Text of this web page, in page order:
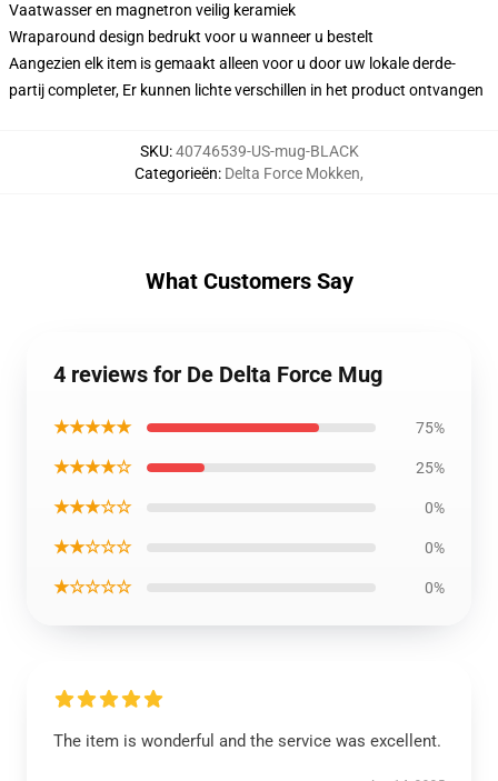
Vaatwasser en magnetron veilig keramiek
Wraparound design bedrukt voor u wanneer u bestelt
Aangezien elk item is gemaakt alleen voor u door uw lokale derde-
partij completer, Er kunnen lichte verschillen in het product ontvangen
SKU:40746539-US-mug-BLACK
Categorieën: Delta Force Mokken,
What Customers Say
4 reviews for De Delta Force Mug
★★★★★ 75%
★★★★☆ 25%
★★★☆☆ 0%
★★☆☆☆ 0%
★☆☆☆☆ 0%
The item is wonderful and the service was excellent.